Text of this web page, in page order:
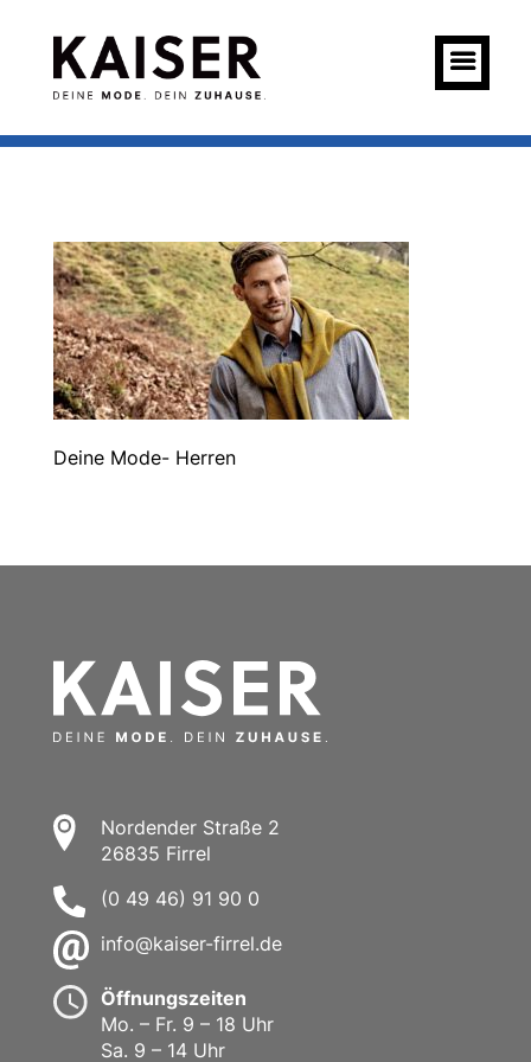
Deine Mode- Herren
Nordender Straße 2
26835 Firrel
(0 49 46) 91 90 0
info@kaiser-firrel.de
Öffnungszeiten
Mo. – Fr. 9 – 18 Uhr
Sa. 9 – 14 Uhr